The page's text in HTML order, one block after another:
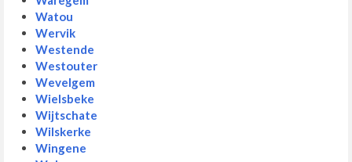
Watou
Wervik
Westende
Westouter
Wevelgem
Wielsbeke
Wijtschate
Wilskerke
Wingene